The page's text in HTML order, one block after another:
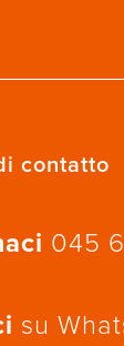
contatto
045
su